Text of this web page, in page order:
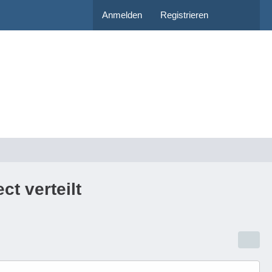
Anmelden Registrieren
verteilt